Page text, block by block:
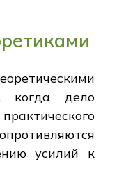
когда дело
усилий к